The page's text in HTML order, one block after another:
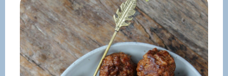
pappadums.